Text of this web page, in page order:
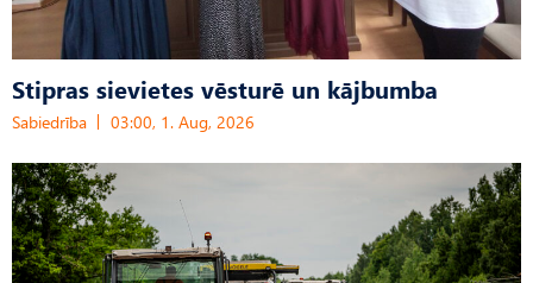
Stipras sievietes vēsturē un kājbumba
Sabiedrība 03:00, 1. Aug, 2026